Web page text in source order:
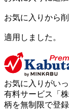
お気に入りから
適用しました。
お気に入りがい
有料サービス「
柄を無制限で登